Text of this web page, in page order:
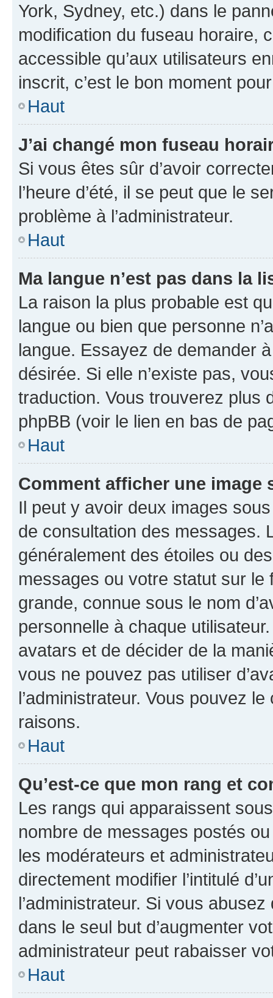
York, Sydney, etc.) dans le
modification du fuseau horaire,
accessible qu’aux utilisateurs
inscrit, c’est le bon moment
Haut
J’ai changé mon fuseau
Si vous êtes sûr d’avoir
l’heure d’été, il se peut que le
problème à l’administrateur.
Haut
Ma langue n’est pas dans la
La raison la plus probable est
langue ou bien que personne
langue. Essayez de demander
désirée. Si elle n’existe pas,
traduction. Vous trouverez plus
phpBB (voir le lien en bas de
Haut
Comment afficher une image
Il peut y avoir deux images
de consultation des messages.
généralement des étoiles ou
messages ou votre statut sur
grande, connue sous le nom
personnelle à chaque utilisateur.
avatars et de décider de la
vous ne pouvez pas utiliser
l’administrateur. Vous pouvez
raisons.
Haut
Qu’est-ce que mon rang et
Les rangs qui apparaissent
nombre de messages postés
les modérateurs et
directement modifier l’intitulé
l’administrateur. Si vous
dans le seul but d’augmenter
administrateur peut rabaisser
Haut